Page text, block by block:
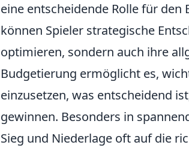
eine entscheidende Rolle für
können Spieler strategische
optimieren, sondern auch ihre
Budgetierung ermöglicht es,
einzusetzen, was entscheidend
gewinnen. Besonders in
Sieg und Niederlage oft auf die